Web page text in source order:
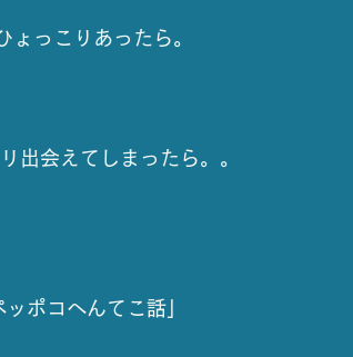
っこりあったら。
出会えてしまったら。。
ポコへんてこ話」